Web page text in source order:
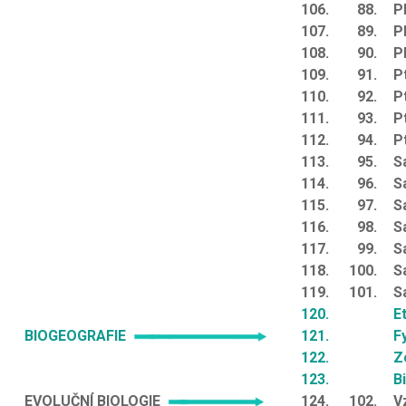
BIOGEOGRAFIE
EVOLUČNÍ BIOLOGIE
106.
107.
108.
109.
110.
111.
112.
113.
114.
115.
116.
117.
118.
119.
120.
121.
122.
123.
124.
88.
89.
90.
91.
92.
93.
94.
95.
96.
97.
98.
99.
100.
101.
102.